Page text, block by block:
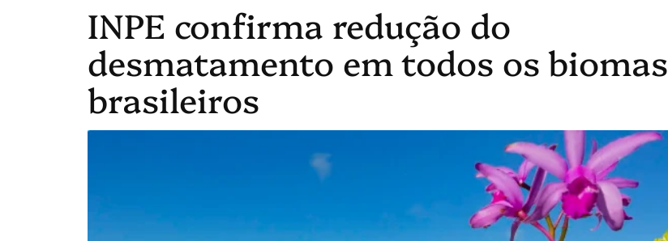
INPE confirma redução do
desmatamento em todos os biomas
brasileiros